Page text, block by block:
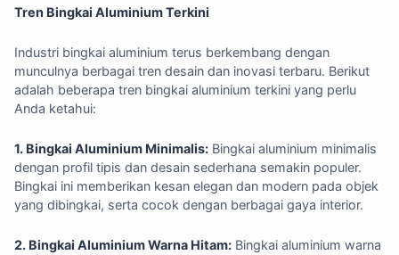
Tren Bingkai Aluminium Terkini
Industri bingkai aluminium terus berkembang dengan
munculnya berbagai tren desain dan inovasi terbaru. Berikut
adalah beberapa tren bingkai aluminium terkini yang perlu
Anda ketahui:
1. Bingkai Aluminium Minimalis: Bingkai aluminium minimalis
dengan profil tipis dan desain sederhana semakin populer.
Bingkai ini memberikan kesan elegan dan modern pada objek
yang dibingkai, serta cocok dengan berbagai gaya interior.
2. Bingkai Aluminium Warna Hitam: Bingkai aluminium warna